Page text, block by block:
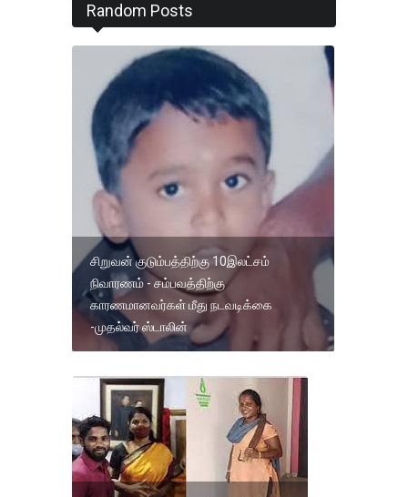
Random Posts
சிறுவன் குடும்பத்திற்கு 10இலட்சம்
நிவாரணம் - சம்பவத்திற்கு
காரணமானவர்கள் மீது நடவடிக்கை
-முதல்வர் ஸ்டாலின்